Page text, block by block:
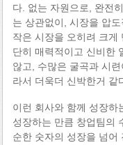
다. 없는 자원으로, 완전
는 상관없이, 시장을 압
작은 시장을 오히려 크게
단히 매력적이고 신비한
않고, 수많은 굴곡과 시
라서 더욱더 신박한거 같
이런 회사와 함께 성장하
성장하는 만큼 창업팀의
순한 숫자의 성장을 넘어